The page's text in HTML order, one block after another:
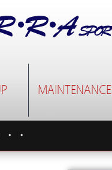
MAINTENANCE
・